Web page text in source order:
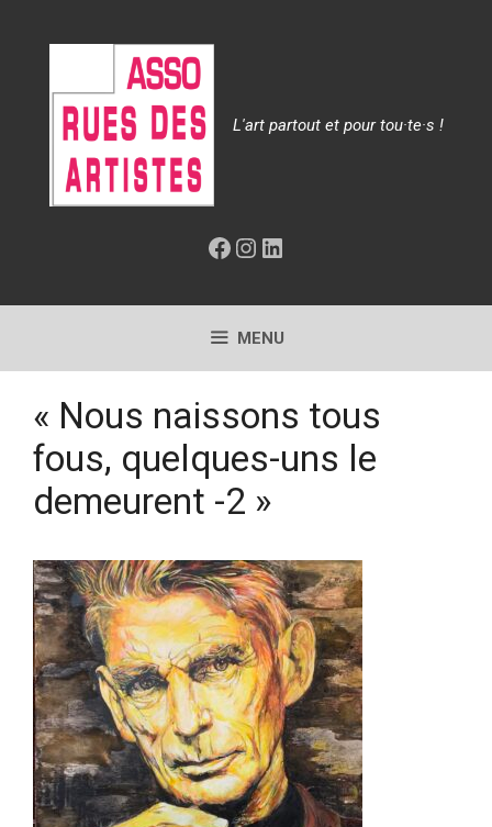
L'art partout et pour tou·te·s !
Facebook
Instagram
LinkedIn
MENU
« Nous naissons tous
fous, quelques-uns le
demeurent -2 »